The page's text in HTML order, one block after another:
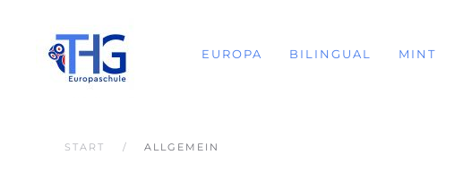
EUROPA BILINGUAL MINT
START ALLGEMEIN